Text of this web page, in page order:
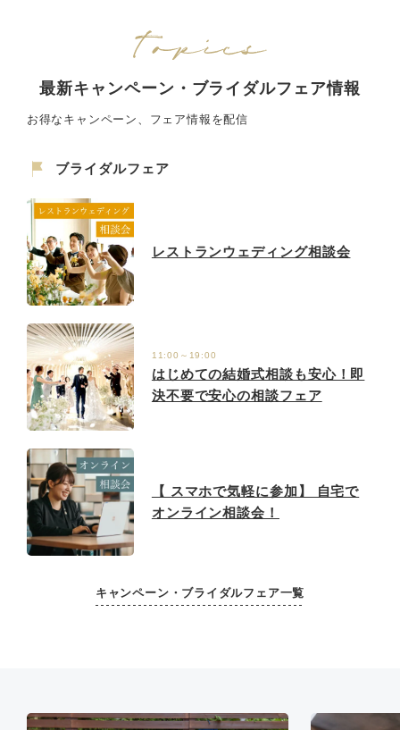
最新キャンペーン・ブライダルフェア情報
お得なキャンペーン、フェア情報を配信
ブライダルフェア
レストランウェディング相談会
11:00～19:00
はじめての結婚式相談も安心！即
決不要で安心の相談フェア
【 スマホで気軽に参加】 自宅で
オンライン相談会！
キャンペーン・ブライダルフェア一覧